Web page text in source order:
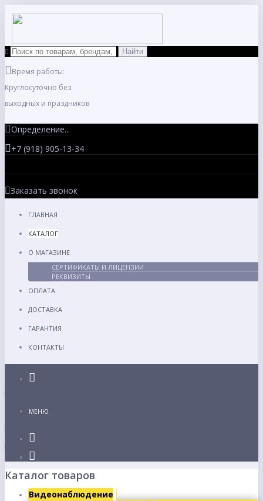
Время работы:
Круглосуточно без
выходных и праздников
Определение...
+7 (918) 905-13-34
Заказать звонок
ГЛАВНАЯ
КАТАЛОГ
О МАГАЗИНЕ
СЕРТИФИКАТЫ И ЛИЦЕНЗИИ
РЕКВИЗИТЫ
ОПЛАТА
ДОСТАВКА
ГАРАНТИЯ
КОНТАКТЫ
МЕНЮ
Каталог товаров
Видеонаблюдение